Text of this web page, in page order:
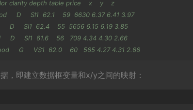
clarity depth table price    x    y    z
D     SI1  62.1    59  6630 6.37 6.41 3.97
D     SI1  62.4    55  5656 6.15 6.19 3.85
D     SI1  61.6    56   709 4.34 4.30 2.66
G     VS1  62.0    60   565 4.27 4.31 2.66
，即建立数据框变量和x/y之间的映射：